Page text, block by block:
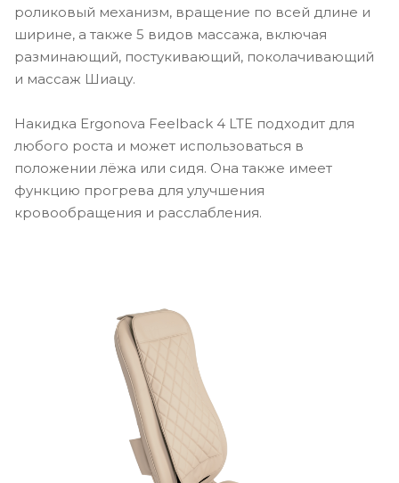
роликовый механизм, вращение по всей длине и
ширине, а также 5 видов массажа, включая
разминающий, постукивающий, поколачивающий
и массаж Шиацу.
Накидка Ergonova Feelback 4 LTE подходит для
любого роста и может использоваться в
положении лёжа или сидя. Она также имеет
функцию прогрева для улучшения
кровообращения и расслабления.